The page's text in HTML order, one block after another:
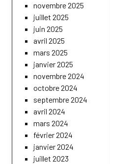
novembre 2025
juillet 2025
juin 2025
avril 2025
mars 2025
janvier 2025
novembre 2024
octobre 2024
septembre 2024
avril 2024
mars 2024
février 2024
janvier 2024
juillet 2023